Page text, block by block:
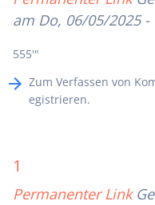
am Do, 06/05/2025 -
555'"
Zum Verfassen von
egistrieren.
1
Permanenter Link